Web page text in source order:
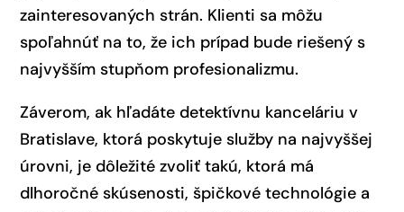
zainteresovaných strán. Klienti sa môžu
spoľahnúť na to, že ich prípad bude riešený s
najvyšším stupňom profesionalizmu.
Záverom, ak hľadáte detektívnu kanceláriu v
Bratislave, ktorá poskytuje služby na najvyššej
úrovni, je dôležité zvoliť takú, ktorá má
dlhoročné skúsenosti, špičkové technológie a